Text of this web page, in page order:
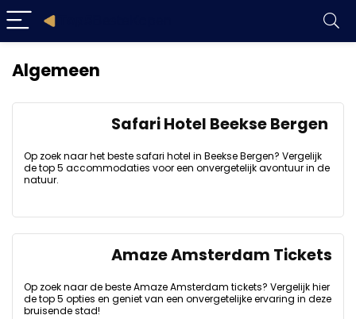
Algemeen
Safari Hotel Beekse Bergen
Op zoek naar het beste safari hotel in Beekse Bergen? Vergelijk
de top 5 accommodaties voor een onvergetelijk avontuur in de
natuur.
Amaze Amsterdam Tickets
Op zoek naar de beste Amaze Amsterdam tickets? Vergelijk hier
de top 5 opties en geniet van een onvergetelijke ervaring in deze
bruisende stad!